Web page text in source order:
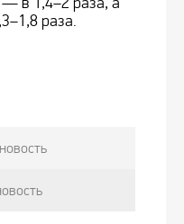
раза.